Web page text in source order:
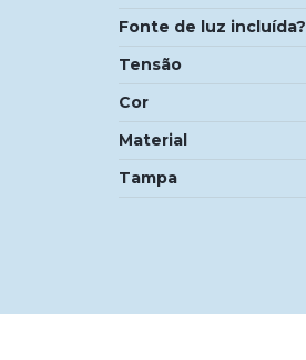
Fonte de luz incluída?
Tensão
Cor
Material
Tampa